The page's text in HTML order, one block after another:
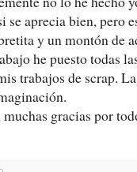
se aprecia bien, pero
y un montón de
he puesto todas
trabajos de scrap.
gracias por